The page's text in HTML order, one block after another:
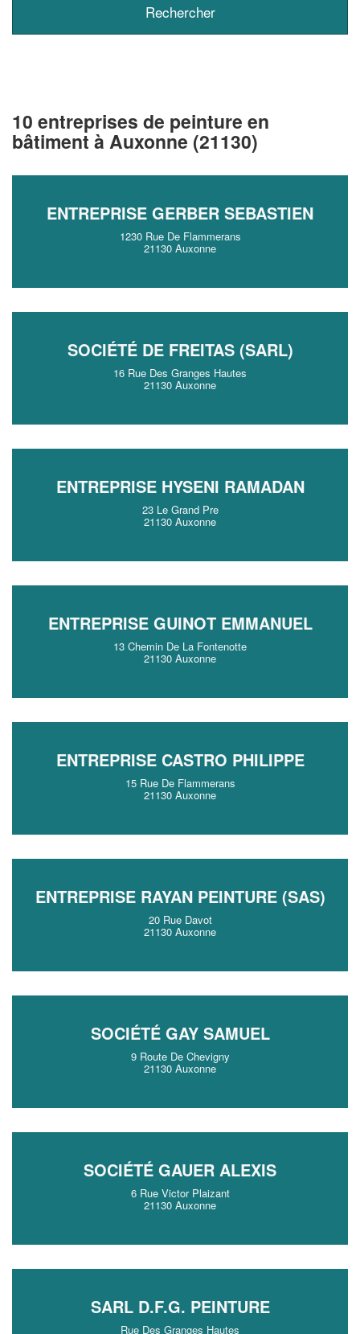
10 entreprises de peinture en
bâtiment à Auxonne (21130)
ENTREPRISE GERBER SEBASTIEN
1230 Rue De Flammerans
21130 Auxonne
SOCIÉTÉ DE FREITAS (SARL)
16 Rue Des Granges Hautes
21130 Auxonne
ENTREPRISE HYSENI RAMADAN
23 Le Grand Pre
21130 Auxonne
ENTREPRISE GUINOT EMMANUEL
13 Chemin De La Fontenotte
21130 Auxonne
ENTREPRISE CASTRO PHILIPPE
15 Rue De Flammerans
21130 Auxonne
ENTREPRISE RAYAN PEINTURE (SAS)
20 Rue Davot
21130 Auxonne
SOCIÉTÉ GAY SAMUEL
9 Route De Chevigny
21130 Auxonne
SOCIÉTÉ GAUER ALEXIS
6 Rue Victor Plaizant
21130 Auxonne
SARL D.F.G. PEINTURE
Rue Des Granges Hautes